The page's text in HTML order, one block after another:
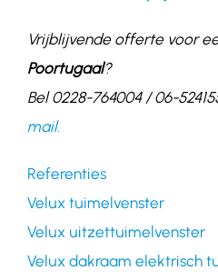
Vrijblijvende offerte voor
Poortugaal?
Bel 0228-764004 / 06-
mail.
Referenties
Velux tuimelvenster
Velux uitzettuimelvenster
Velux dakraam elektrisch